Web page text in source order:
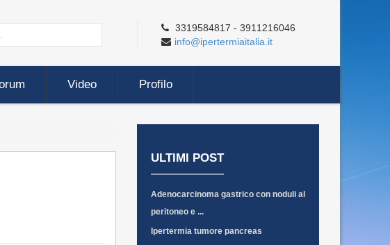
3319584817 - 3911216046
info@ipertermiaitalia.it
Video Profilo
ULTIMI POST
Adenocarcinoma gastrico con noduli al
peritoneo e ...
Ipertermia tumore pancreas